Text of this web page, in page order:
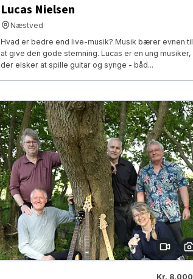
Lucas Nielsen
Næstved
Hvad er bedre end live-musik? Musik bærer evnen til
at give den gode stemning. Lucas er en ung musiker,
der elsker at spille guitar og synge - båd...
Kr. 8.000